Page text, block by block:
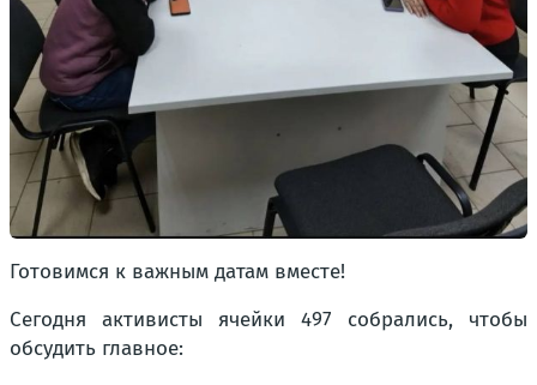
Готовимся к важным датам вместе!
Сегодня активисты ячейки 497 собрались, чтобы
обсудить главное: